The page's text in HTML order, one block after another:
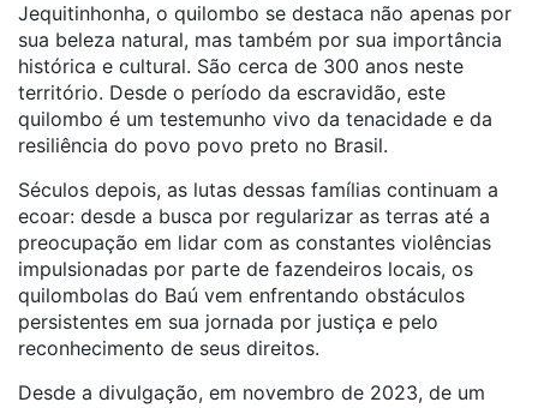
Jequitinhonha, o quilombo se destaca não apenas por
sua beleza natural, mas também por sua importância
histórica e cultural. São cerca de 300 anos neste
território. Desde o período da escravidão, este
quilombo é um testemunho vivo da tenacidade e da
resiliência do povo povo preto no Brasil.
Séculos depois, as lutas dessas famílias continuam a
ecoar: desde a busca por regularizar as terras até a
preocupação em lidar com as constantes violências
impulsionadas por parte de fazendeiros locais, os
quilombolas do Baú vem enfrentando obstáculos
persistentes em sua jornada por justiça e pelo
reconhecimento de seus direitos.
Desde a divulgação, em novembro de 2023, de um